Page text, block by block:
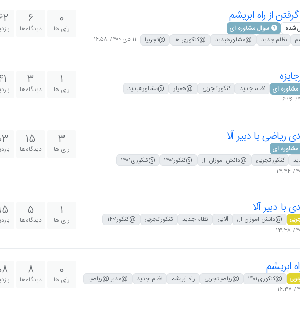
از راه ابریشم
شده
سوال مشاوره ای
نظام جدید @مشاورهبدید @کنکوری ها @تجربیا ۱۱ دی ۱۴۰۰،‏ ۱۶:۵۸
0
رای ها
6
دیدگاه‌ها
ای نظام جدید کنکور تجربی @همیار
@مشاورهبدید
1
رای ها
3
دیدگاه‌ها
ریاضی با دبیر آلا
ای
کنکور تجربی @دانش-اموزان-ال @کنکور۱۴۰۱
@کنکوری۱۴۰۱
3
رای ها
15
دیدگاه‌ها
با دبیر آلا
@دانش-اموزان-ال آلایی نظام جدید کنکور تجربی
@کنکور۱۴۰۱
1
رای ها
5
دیدگاه‌ها
ابریشم
@کنکوری۱۴۰۱ @ریاضیتجربی راه ابریشم نظام جدید
@مدیر @ریاضیا
0
رای ها
8
دیدگاه‌ها